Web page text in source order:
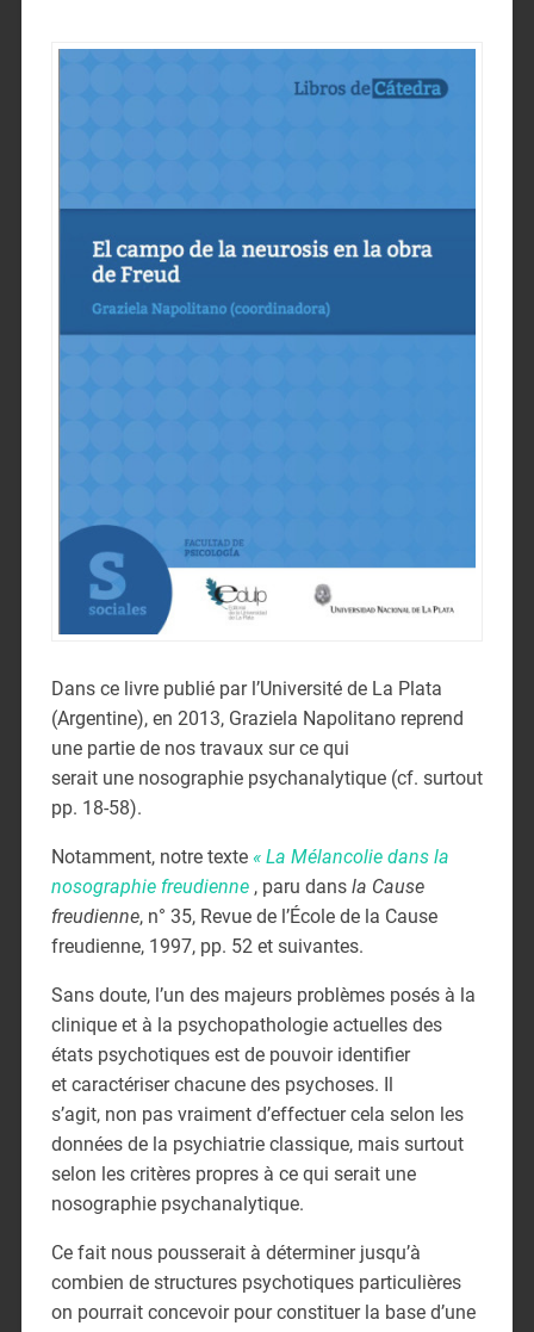
Dans ce livre publié par l’Université de La Plata
(Argentine), en 2013, Graziela Napolitano reprend
une partie de nos travaux sur ce qui
serait une nosographie psychanalytique (cf. surtout
pp. 18-58).
Notamment, notre texte « La Mélancolie dans la
nosographie freudienne , paru dans la Cause
freudienne, n° 35, Revue de l’École de la Cause
freudienne, 1997, pp. 52 et suivantes.
Sans doute, l’un des majeurs problèmes posés à la
clinique et à la psychopathologie actuelles des
états psychotiques est de pouvoir identifier
et caractériser chacune des psychoses. Il
s’agit, non pas vraiment d’effectuer cela selon les
données de la psychiatrie classique, mais surtout
selon les critères propres à ce qui serait une
nosographie psychanalytique.
Ce fait nous pousserait à déterminer jusqu’à
combien de structures psychotiques particulières
on pourrait concevoir pour constituer la base d’une